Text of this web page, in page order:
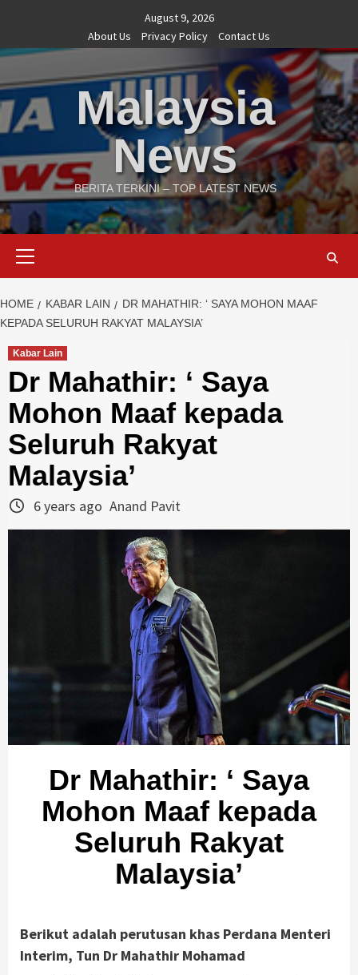
content
August 9, 2026
About Us
Privacy Policy Contact Us
Malaysia
News
BERITA TERKINI – TOP LATEST NEWS
HOME KABAR LAIN
DR MAHATHIR: ‘ SAYA MOHON MAAF
KEPADA SELURUH RAKYAT MALAYSIA’
Kabar Lain
Dr Mahathir: ‘ Saya
Mohon Maaf kepada
Seluruh Rakyat
Malaysia’
6 years ago Anand Pavit
Dr Mahathir: ‘ Saya
Mohon Maaf kepada
Seluruh Rakyat
Malaysia’
Berikut adalah perutusan khas Perdana Menteri
Interim, Tun Dr Mahathir Mohamad